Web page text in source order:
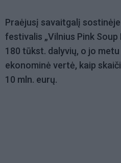
Praėjusį savaitgalį
festivalis „Vilnius Pink
180 tūkst. dalyvių, o jo
ekonominė vertė, kaip
10 mln. eurų.